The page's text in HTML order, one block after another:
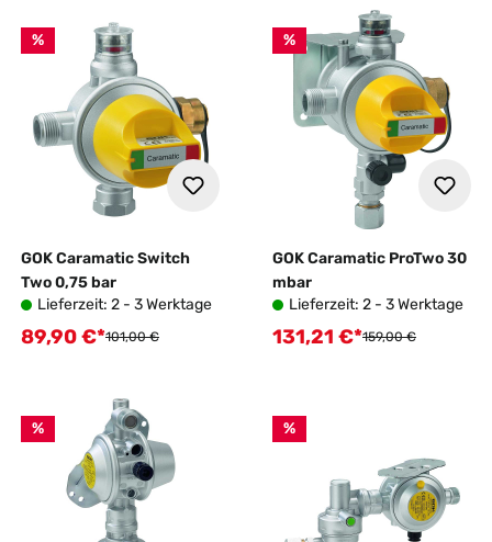
%
GOK Caramatic Switch
Two 0,75 bar
Lieferzeit: 2 - 3 Werktage
Verkaufspreis:
89,90 €*Regulärer Preis:
101,00 €
%
GOK Caramatic ProTwo 30
mbar
Lieferzeit: 2 - 3 Werktage
Verkaufspreis:
131,21 €*Regulärer Preis:
159,00 €
% %